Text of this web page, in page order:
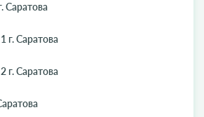
Саратова
Саратова
Саратова